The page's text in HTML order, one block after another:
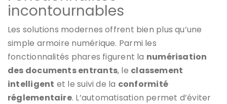
incontournables
Les solutions modernes offrent bien plus qu’une
simple armoire numérique. Parmi les
fonctionnalités phares figurent la numérisation
des documents entrants, le classement
intelligent et le suivi de la conformité
réglementaire. L’automatisation permet d’éviter